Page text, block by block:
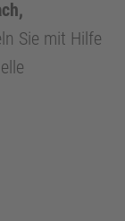
Sie mit Hilfe